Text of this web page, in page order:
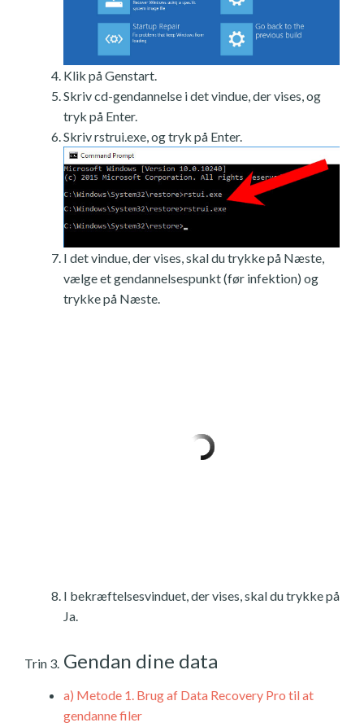
Klik på Genstart.
Skriv cd-gendannelse i det vindue, der vises, og
tryk på Enter.
Skriv rstrui.exe, og tryk på Enter.
I det vindue, der vises, skal du trykke på Næste,
vælge et gendannelsespunkt (før infektion) og
trykke på Næste.
I bekræftelsesvinduet, der vises, skal du trykke på
Ja.
Trin 3. Gendan dine data
a) Metode 1. Brug af Data Recovery Pro til at
gendanne filer